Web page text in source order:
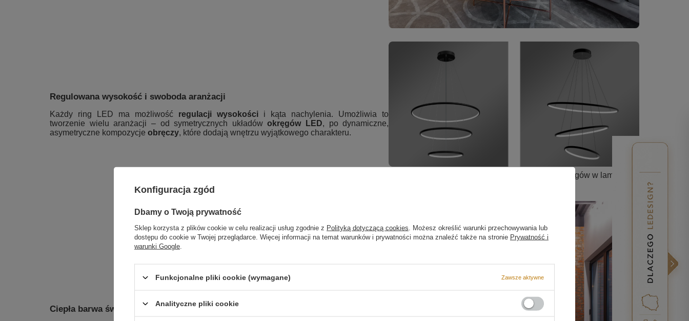
Regulowana wysokość i swoboda aranżacji
Każdy ring LED ma możliwość regulacji wysokości i kąta nachylenia. Umożliwia to
tworzenie wielu aranżacji – od symetrycznych układówokręgów LED, po dynamiczne,
asymetryczne kompozycje obręczy, które dodają wnętrzu wyjątkowego charakteru.
Zdjęcie przedstawia różne warianty ułożenia ringów w lampie.
Ciepła barwa światła i elegancka oprawa
Konfiguracja zgód
Dbamy o Twoją prywatność
Sklep korzysta z plików cookie w celu realizacji usług zgodnie z Polityką dotyczącą cookies . Możesz określić warunki przechowywania lub
dostępu do cookie w Twojej przeglądarce. Więcej informacji na temat warunków i prywatności można znaleźć także na stronie Prywatność i
warunki Google
Funkcjonalne pliki cookie (wymagane) Zawsze aktywne
Analityczne pliki cookie